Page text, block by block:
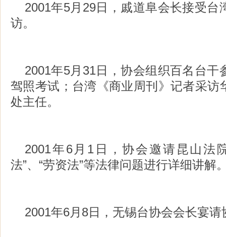
2001年5月29日，戚道阜会长接受台
访。
2001年5月31日，协会组织百名台干
驾照考试；台湾《商业周刊》记者采访
处主任。
2001年6月1日，协会邀请昆山法
法”、“劳资法”等法律问题进行详细讲解
2001年6月8日，无锡台协会会长宴请